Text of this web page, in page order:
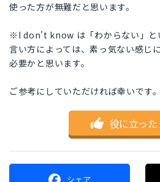
使った方が無難だと思います。
※I don't know は「わからない」と
言い方によっては、素っ気ない感じ
必要かと思います。
ご参考にしていただければ幸いです。
役に立った
シェア